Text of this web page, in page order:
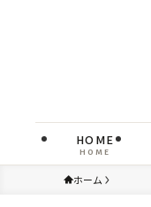
HOME
HOME
ホーム